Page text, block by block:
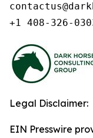
+1 408-326-
Legal Disclaimer:
EIN Presswire